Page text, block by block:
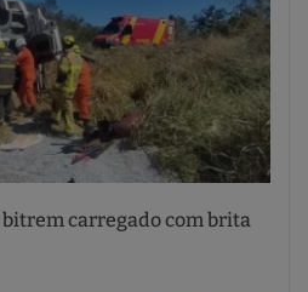
carregado com brita